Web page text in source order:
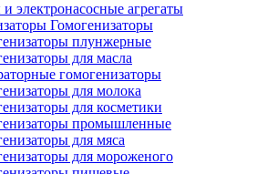
электронасосные агрегаты
Гомогенизаторы
плунжерные
для масла
гомогенизаторы
для молока
для косметики
промышленные
для мяса
для мороженого